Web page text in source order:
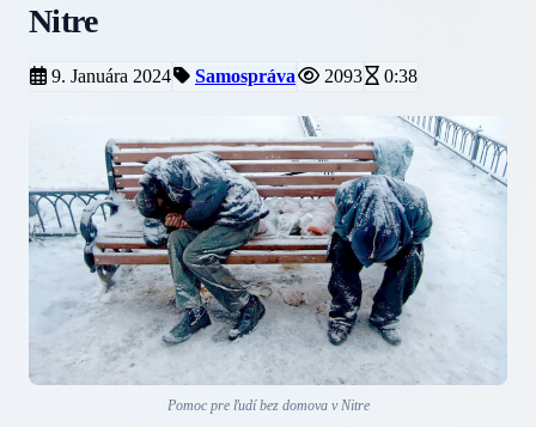
Nitre
9. Januára 2024 Samospráva 2093 0:38
Pomoc pre ľudí bez domova v Nitre